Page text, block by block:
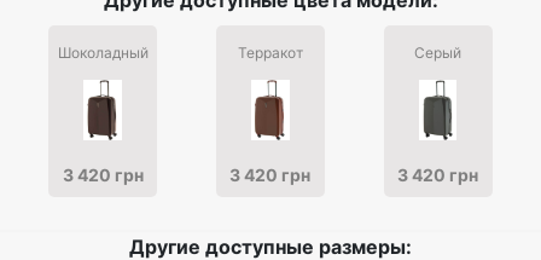
Шоколадный
3 420 грн
Терракот
3 420 грн
Серый
3 420 грн
Другие доступные размеры: